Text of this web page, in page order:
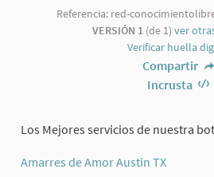
Referencia: red-
VERSIÓN 1 (de 1) ver
Verificar huella
Compartir
Incrusta
Los Mejores servicios de nuestra
Amarres de Amor Austin TX